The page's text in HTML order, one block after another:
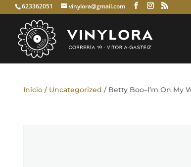
623362051 vinylora@gmail.com
Inicio / Uncategorized / Betty Boo–I’m On My